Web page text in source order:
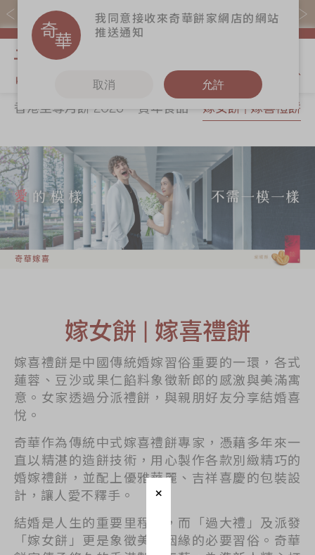
購物滿$368(折扣後)即免本地運費！
關於奇華
最新推廣
分店網絡
商務銷售
嫁喜須知
奇華網誌
奇華餅食
2026
賀年食品
嫁女餅 | 嫁喜禮
餅
手信禮品
節日時令食品
茗茶系列
奇華迪士尼禮盒
奇華LINE
所有產品
產品價目表
更多
奇華工作坊
奇華茶室
加入奇華
香港至尊月餅 2026 賀年食品
嫁女餅 | 嫁喜禮餅
嫁女餅 | 嫁喜禮餅
嫁喜禮餅是中國傳統婚嫁習俗重要的一環，各式
蓮蓉、豆沙或果仁餡料象徵新郎的感激與美滿寓
意。女家透過分派禮餅，與親朋好友分享結婚喜
悅。
奇華作為傳統中式嫁喜禮餅專家，憑藉多年來一
直以精湛的造餅技術，用心製作各款別緻精巧的
婚嫁禮餅，並配上優雅華麗、吉祥喜慶的包裝設
計，讓人愛不釋手。
結婚是人生的重要里程碑，而「過大禮」及派發
「嫁女餅」更是象徵美滿姻緣的必要習俗。奇華
我同意接收來奇華餅家網店的網站
推送通知
取消 允許